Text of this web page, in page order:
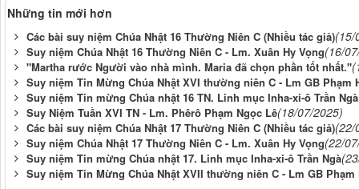
Những tin mới hơn
Các bài suy niệm Chúa Nhật 16 Thường Niên C (Nhiều tác giả)(15/
Suy niệm Chúa Nhật 16 Thường Niên C - Lm. Xuân Hy Vọng(16/
"Martha rước Người vào nhà mình. Maria đã chọn phần tốt nhất."
Suy niệm Tin Mừng Chúa Nhật XVI thường niên C - Lm GB Phạm
Suy niệm Tin mừng Chúa nhật 16 TN. Linh mục Inha-xi-ô Trần Ngà
Suy Niệm Tuần XVI TN - Lm. Phêrô Phạm Ngọc Lê(18/07/2025)
Các bài suy niệm Chúa Nhật 17 Thường Niên C (Nhiều tác giả)(22/
Suy niệm Chúa Nhật 17 Thường Niên C - Lm. Xuân Hy Vọng(22/
Suy niệm Tin mừng Chúa nhật 17. Linh mục Inha-xi-ô Trần Ngà
Suy niệm Tin Mừng Chúa Nhật XVII thường niên C - Lm GB Phạm